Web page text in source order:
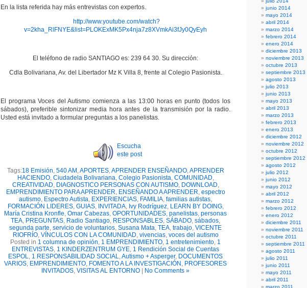
En la lista referida hay más entrevistas con expertos.
http://www.youtube.com/watch?
v=2kha_RlFNYE&list=PLOKExMK5Px4nja7z8XVmkAi3fJy0QyEyh
El teléfono de radio SANTIAGO es: 239 64 30. Su dirección:
Cdla Bolivariana, Av. del Libertador Mz K Villa 8, frente al Colegio Pasionista.
El programa Voces del Autismo comienza a las 13:00 horas en punto (todos los
sábados), preferible sintonizar media hora antes de la transmisión por la radio.
Usted está invitado a formular preguntas a los panelistas.
Escucha
este post
Tags:18 Emisión, 540 AM ,APORTES,APRENDER ENSEÑANDO,APRENDER
HACIENDO, Ciudadela Bolivariana, Colegio Pasionista, COMUNIDAD,
CREATIVIDAD, DIAGNOSTICO PERSONAS CON AUTISMO, DOWNLOAD,
EMPRENDIMIENTO PARA APRENDER, ENSEÑANDO A APRENDER, espectro
autismo, Espectro Autista, EXPERIENCIAS, FAMILIA, familias autistas,
FORMACIÓN LIDERES, GUIAS, INVITADA, Ivy Rodríguez, LEARN BY DOING,
María Cristina Kronfle, Omar Cabezas, OPORTUNIDADES, panelistas, personas
TEA, PREGUNTAS, Radio Santiago, RESPONSABLES, SÁBADO, sábados,
segunda parte, servicio de voluntarios, Susana Mata, TEA, trabajo, VICENTE
RIOFRÍO, VÍNCULOS CON LA COMUNIDAD, vivencias, voces del autismo
Posted in 1 columna de opinión, 1 EMPRENDIMIENTO, 1 entretenimiento, 1
ENTREVISTAS, 1 KINDERZENTRUM GYE, 1 Rendición Social de Cuentas
ESPOL, 1 RESPONSABILIDAD SOCIAL,Autismo + Asperger, DOCUMENTOS
VARIOS, EMPRENDIMIENTO, FOMENTO A LA INVESTIGACIÓN , PROFESORES
INVITADOS, VISITAS AL ENTORNO No Comments »
junio 2014
mayo 2014
abril 2014
marzo 2014
febrero 2014
enero 2014
diciembre 2013
noviembre 2013
octubre 2013
septiembre 2013
agosto 2013
julio 2013
junio 2013
mayo 2013
abril 2013
marzo 2013
febrero 2013
enero 2013
diciembre 2012
noviembre 2012
octubre 2012
septiembre 2012
agosto 2012
julio 2012
junio 2012
mayo 2012
abril 2012
marzo 2012
febrero 2012
enero 2012
diciembre 2011
noviembre 2011
octubre 2011
septiembre 2011
agosto 2011
julio 2011
junio 2011
mayo 2011
abril 2011
marzo 2011